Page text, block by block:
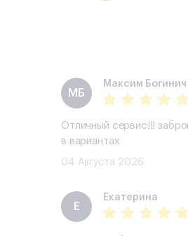
МБ
Максим Богинич
Отличный сервис!!!
в вариантах
04 Августа 2026
Е
Екатерина